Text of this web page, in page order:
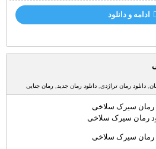
ادامه و دانلود
, دانلود رمان تراژدی, دانلود رمان جدید رمان جنایی
رمان سیرک سلاخی
رمان سیرک سلاخی